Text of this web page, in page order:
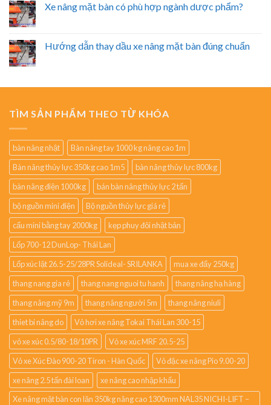
Xe nâng mặt bàn có phù hợp ngành dược phẩm?
Hướng dẫn thay dầu xe nâng mặt bàn đúng chuẩn
TÌM SẢN PHẨM THEO TỪ KHÓA
bàn nâng nhật
Bàn nâng tay 1000 kg nâng cao 1m
Bàn nâng thủy lực 350kg cao 1m5
bàn nâng thủy lực 800kg
bàn nâng điện 1000kg
bán bàn nâng thủy lực 2 tấn
bộ nguồn mini điện
Bộ nguồn thủy lực giá rẻ
cẩu mini bằng tay 2000kg
kẹp phuy đôi nhật bản
Lốp 700-12 DunLop- Thái Lan
Lốp xúc lật 26.5-25/28PR Solideal- SRILANKA
mua xe đẩy 250kg
thang nang gia rẻ
thang nang nguoi tu hanh
thang nâng hạ hàng
thang nâng mỹ 9m
thang nâng người 5m
thang nâng niuli
thiet bi nâng do
Vỏ hơi xe nâng Tokai Thái Lan 300-15
vỏ xe xúc 0.5/80-18/10PR
Vỏ xe xúc MRF 20.5-25
Vỏ xe Xúc Đào 900-20 Tiron - Hàn Quốc
Vỏ đặc xe nâng Pio 9.00-20
xe nâng 2.5 tấn đài loan
xe nâng cao nhập khẩu
Xe nâng mặt bàn con lăn 350kg nâng cao 1300mm NAL35 NICHI-LIFT –